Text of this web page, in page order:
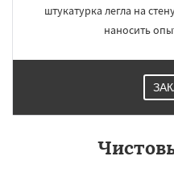
штукатурка легла на
наносить